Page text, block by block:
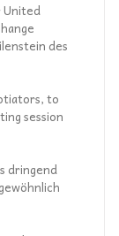
United
des
to
session
dringend